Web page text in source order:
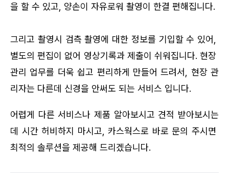
을 할 수 있고, 양손이 자유로워 촬영이 한결 편해집니다.
그리고 촬영시 검측 촬영에 대한 정보를 기입할 수 있어,
별도의 편집이 없어 영상기록과 제출이 쉬워집니다. 현장
관리 업무를 더욱 쉽고 편리하게 만들어 드려서, 현장 관
리자는 다른데 신경을 안써도 되는 서비스 입니다.
어렵게 다른 서비스나 제품 알아보시고 견적 받아보시는
데 시간 허비하지 마시고, 카스웍스로 바로 문의 주시면
최적의 솔루션을 제공해 드리겠습니다.